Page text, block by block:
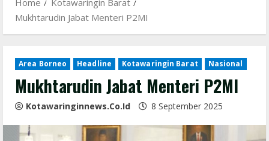
Mukhtarudin Jabat Menteri P2MI
Area Borneo Headline Kotawaringin Barat Nasional
Mukhtarudin Jabat Menteri P2MI
Kotawaringinnews.co.id 8 September 2025